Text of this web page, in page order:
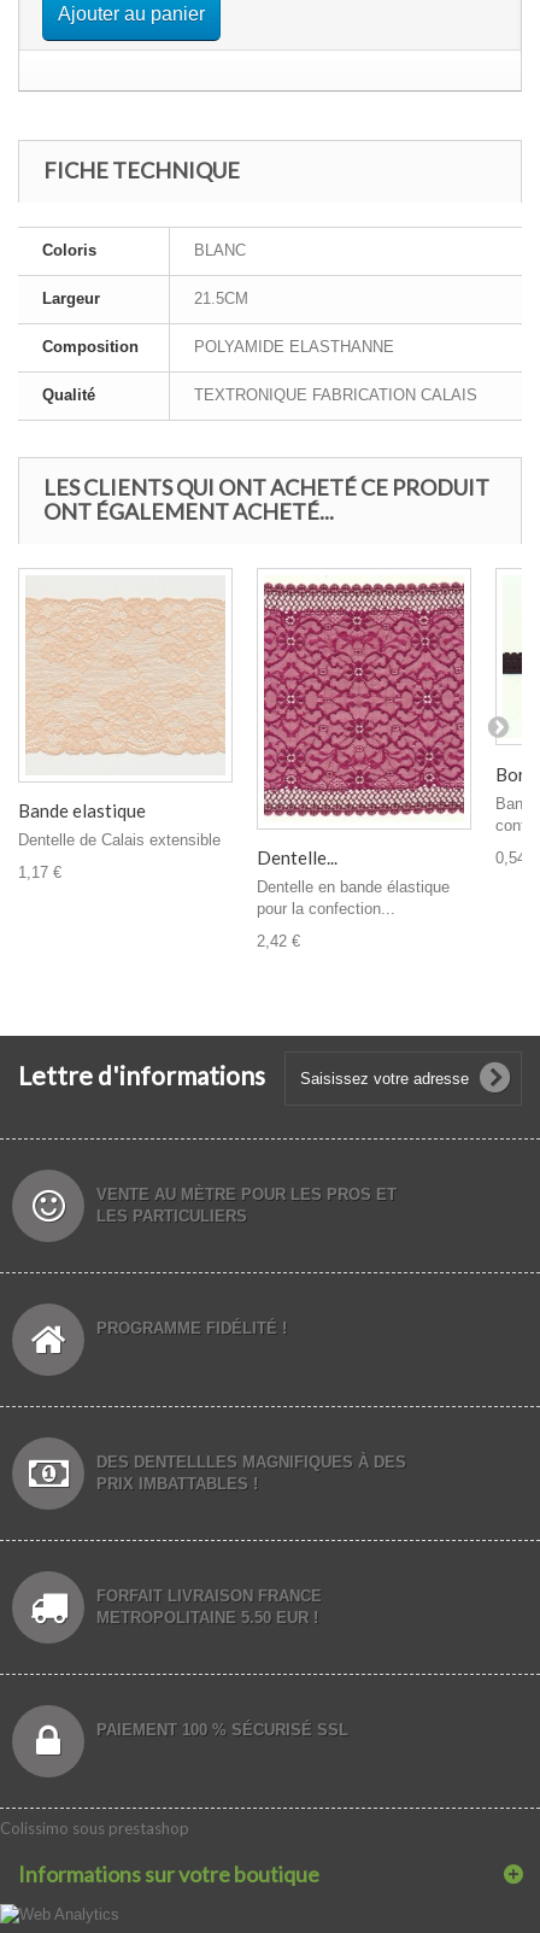
Ajouter au panier
FICHE TECHNIQUE
Coloris BLANC
Largeur 21.5CM
Composition POLYAMIDE ELASTHANNE
Qualité TEXTRONIQUE FABRICATION CALAIS
LES CLIENTS QUI ONT ACHETÉ CE PRODUIT
ONT ÉGALEMENT ACHETÉ...
Bande elastique
Dentelle de Calais extensible
1,17 €
Dentelle...
Dentelle en bande élastique
pour la confection...
2,42 €
0,54 €
Lettre d'informations
VENTE AU MÈTRE POUR LES PROS ET
LES PARTICULIERS
PROGRAMME FIDÉLITÉ !
DES DENTELLLES MAGNIFIQUES À DES
PRIX IMBATTABLES !
FORFAIT LIVRAISON FRANCE
METROPOLITAINE 5.50 EUR !
PAIEMENT 100 % SÉCURISÉ SSL
Colissimo sous prestashop
Informations sur votre boutique